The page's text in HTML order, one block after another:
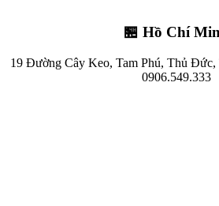
🏪 Hồ Chí
19 Đường Cây Keo, Tam Phú, Thủ
0906.549.333